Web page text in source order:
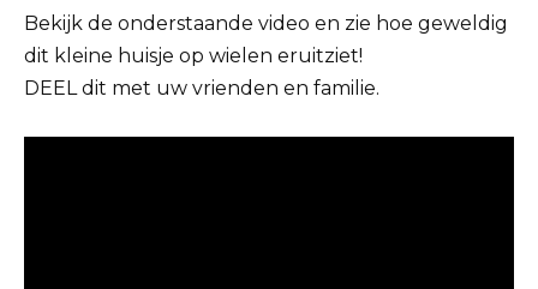
Bekijk de onderstaande video en zie hoe geweldig
dit kleine huisje op wielen eruitziet!
DEEL dit met uw vrienden en familie.